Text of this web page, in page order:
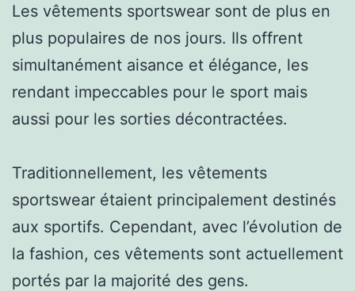
Les vêtements sportswear sont de plus en
plus populaires de nos jours. Ils offrent
simultanément aisance et élégance, les
rendant impeccables pour le sport mais
aussi pour les sorties décontractées.
Traditionnellement, les vêtements
sportswear étaient principalement destinés
aux sportifs. Cependant, avec l’évolution de
la fashion, ces vêtements sont actuellement
portés par la majorité des gens.